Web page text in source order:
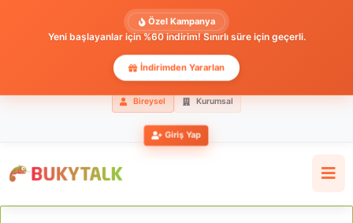
Özel Kampanya
Yeni başlayanlar için %60 indirim! Sınırlı süre için geçerli.
İndirimden Yararlan
Bireysel Kurumsal
Giriş Yap